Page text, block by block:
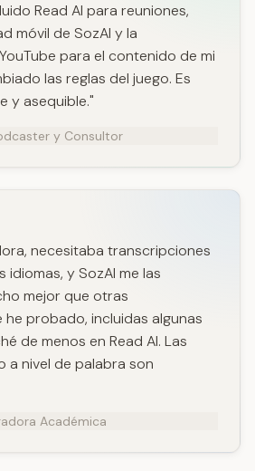
Read AI para reuniones,
móvil de SozAI y la
para el contenido de mi
las reglas del juego. Es
y asequible."
y Consultor
necesitaba transcripciones
idiomas, y SozAI me las
mejor que otras
probado, incluidas algunas
de menos en Read AI. Las
a nivel de palabra son
Académica